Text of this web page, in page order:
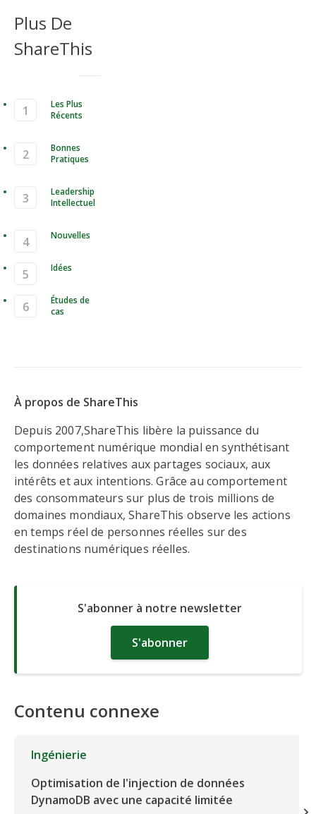
Plus De
ShareThis
Les Plus
Récents
Bonnes
Pratiques
Leadership
Intellectuel
Nouvelles
Idées
Études de
cas
À propos de ShareThis
Depuis 2007,ShareThis libère la puissance du
comportement numérique mondial en synthétisant
les données relatives aux partages sociaux, aux
intérêts et aux intentions. Grâce au comportement
des consommateurs sur plus de trois millions de
domaines mondiaux, ShareThis observe les actions
en temps réel de personnes réelles sur des
destinations numériques réelles.
S'abonner à notre newsletter
S'abonner
Contenu connexe
Ingénierie
Optimisation de l'injection de données
DynamoDB avec une capacité limitée